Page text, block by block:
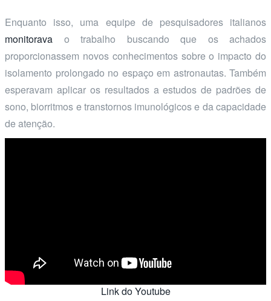
Enquanto isso, uma equipe de pesquisadores italianos
monitorava o trabalho buscando que os achados
proporcionassem novos conhecimentos sobre o impacto do
isolamento prolongado no espaço em astronautas. Também
esperavam aplicar os resultados a estudos de padrões de
sono, biorritmos e transtornos imunológicos e da capacidade
de atenção.
Link do Youtube